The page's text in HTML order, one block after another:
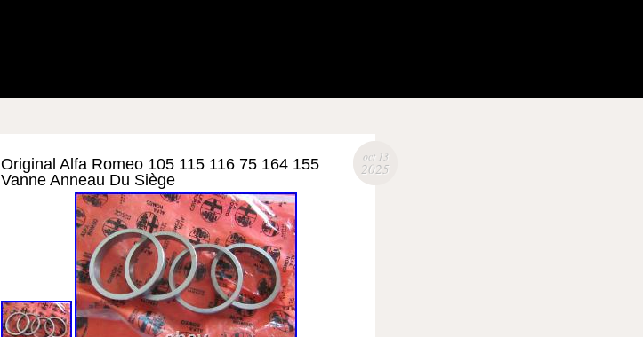
oct 13
2025
Original Alfa Romeo 105 115 116 75 164 155
Vanne Anneau Du Siège